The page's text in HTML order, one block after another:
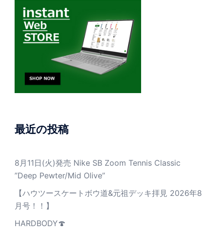
最近の投稿
8月11日(火)発売 Nike SB Zoom Tennis Classic
”Deep Pewter/Mid Olive”
【ハウツースケートボウ道&元祖デッキ拝見 2026年8
月号！！】
HARDBODY🍄